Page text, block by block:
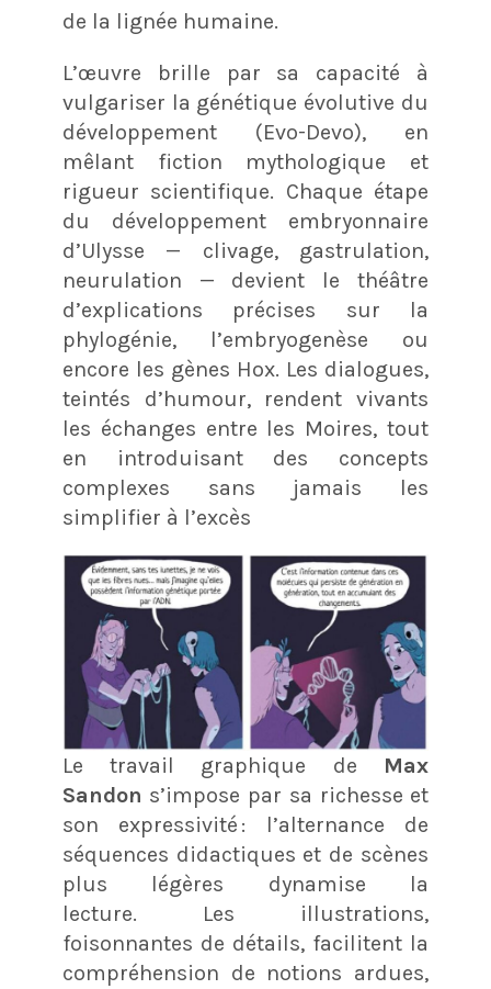
de la lignée humaine.
L’œuvre brille par sa capacité à
vulgariser la génétique évolutive du
développement (Evo-Devo), en
mêlant fiction mythologique et
rigueur scientifique. Chaque étape
du développement embryonnaire
d’Ulysse — clivage, gastrulation,
neurulation — devient le théâtre
d’explications précises sur la
phylogénie, l’embryogenèse ou
encore les gènes Hox. Les dialogues,
teintés d’humour, rendent vivants
les échanges entre les Moires, tout
en introduisant des concepts
complexes sans jamais les
simplifier à l’excès
Le travail graphique de Max
Sandon s’impose par sa richesse et
son expressivité : l’alternance de
séquences didactiques et de scènes
plus légères dynamise la
lecture. Les illustrations,
foisonnantes de détails, facilitent la
compréhension de notions ardues,